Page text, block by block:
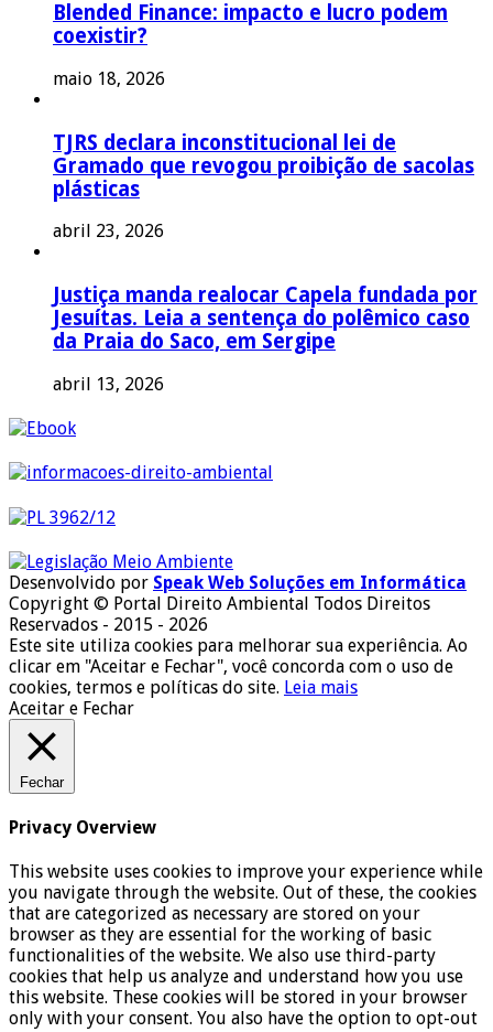
Blended Finance: impacto e lucro podem
coexistir?
maio 18, 2026
TJRS declara inconstitucional lei de
Gramado que revogou proibição de sacolas
plásticas
abril 23, 2026
Justiça manda realocar Capela fundada por
Jesuítas. Leia a sentença do polêmico caso
da Praia do Saco, em Sergipe
abril 13, 2026
Desenvolvido por Speak Web Soluções em Informática
Copyright © Portal Direito Ambiental Todos Direitos
Reservados - 2015 - 2026
Este site utiliza cookies para melhorar sua experiência. Ao
clicar em "Aceitar e Fechar", você concorda com o uso de
cookies, termos e políticas do site. Leia mais
Aceitar e Fechar
Fechar
Privacy Overview
This website uses cookies to improve your experience while
you navigate through the website. Out of these, the cookies
that are categorized as necessary are stored on your
browser as they are essential for the working of basic
functionalities of the website. We also use third-party
cookies that help us analyze and understand how you use
this website. These cookies will be stored in your browser
only with your consent. You also have the option to opt-out